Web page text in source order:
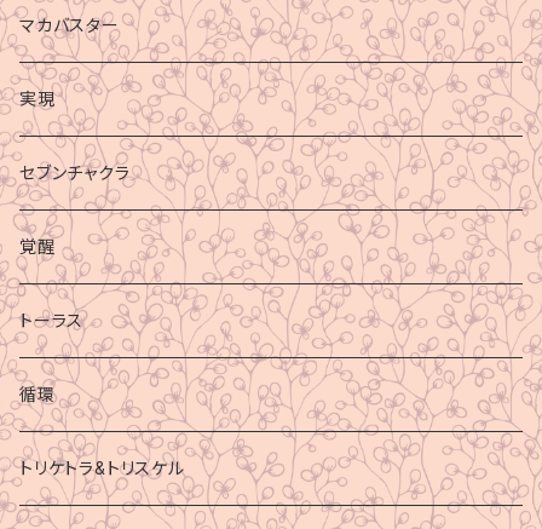
マカバスター
実現
セブンチャクラ
覚醒
トーラス
循環
トリケトラ&トリスケル